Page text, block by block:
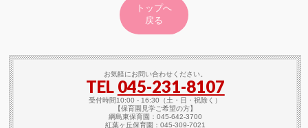
トップへ
戻る
お気軽にお問い合わせください。
TEL 045-231-8107
受付時間10:00 - 16:30（土・日・祝除く）
【保育園見学ご希望の方】
綱島東保育園：045-642-3700
紅葉ヶ丘保育園：045-309-7021